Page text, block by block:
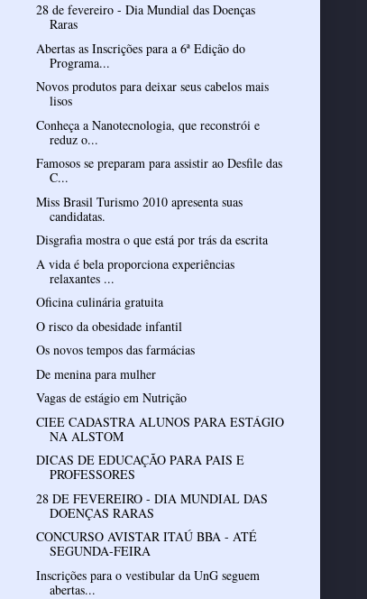
28 de fevereiro - Dia Mundial das Doenças
Raras
Abertas as Inscrições para a 6ª Edição do
Programa...
Novos produtos para deixar seus cabelos mais
lisos
Conheça a Nanotecnologia, que reconstrói e
reduz o...
Famosos se preparam para assistir ao Desfile das
C...
Miss Brasil Turismo 2010 apresenta suas
candidatas.
Disgrafia mostra o que está por trás da escrita
A vida é bela proporciona experiências
relaxantes ...
Oficina culinária gratuita
O risco da obesidade infantil
Os novos tempos das farmácias
De menina para mulher
Vagas de estágio em Nutrição
CIEE CADASTRA ALUNOS PARA ESTÁGIO
NA ALSTOM
DICAS DE EDUCAÇÃO PARA PAIS E
PROFESSORES
28 DE FEVEREIRO - DIA MUNDIAL DAS
DOENÇAS RARAS
CONCURSO AVISTAR ITAÚ BBA - ATÉ
SEGUNDA-FEIRA
Inscrições para o vestibular da UnG seguem
abertas...